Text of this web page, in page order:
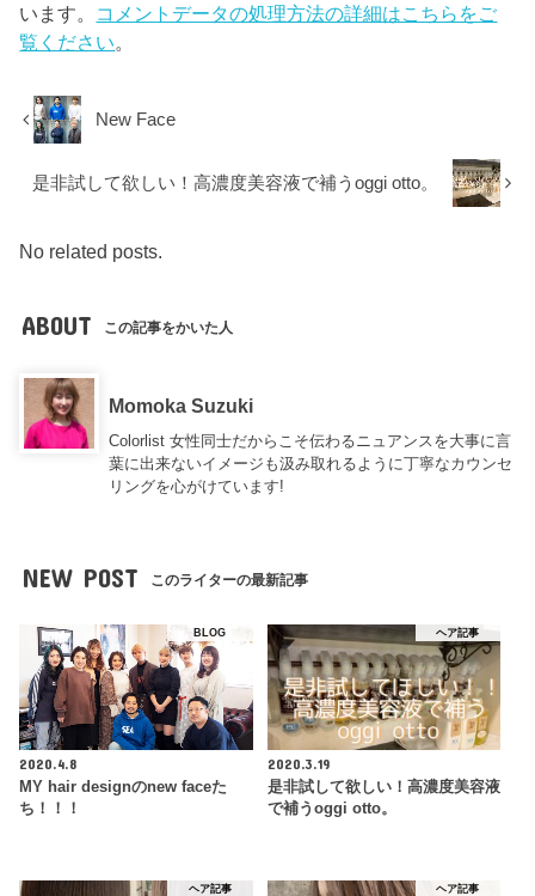
います。 コメントデータの処理方法の詳細はこちらをご
覧ください。
New Face
是非試して欲しい！高濃度美容液で補うoggi otto。
No related posts.
ABOUT この記事をかいた人
Momoka Suzuki
Colorlist 女性同士だからこそ伝わるニュアンスを大事に言
葉に出来ないイメージも汲み取れるように丁寧なカウンセ
リングを心がけています!
NEW POST このライターの最新記事
BLOG
2020.4.8
MY hair designのnew faceた
ち！！！
ヘア記事
2020.3.19
是非試して欲しい！高濃度美容液
で補うoggi otto。
ヘア記事 ヘア記事